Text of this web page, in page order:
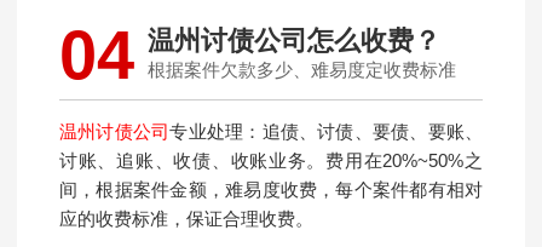
04 温州讨债公司怎么收费？
根据案件欠款多少、难易度定收费标准
温州讨债公司专业处理：追债、讨债、要债、要账、
讨账、追账、收债、收账业务。费用在20%~50%之
间，根据案件金额，难易度收费，每个案件都有相对
应的收费标准，保证合理收费。